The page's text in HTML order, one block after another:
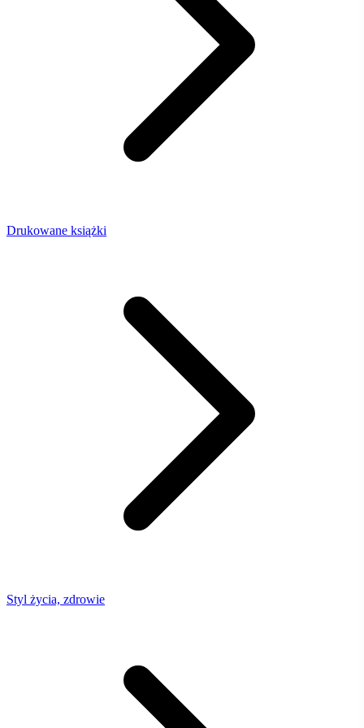
Drukowane książki
Styl życia, zdrowie